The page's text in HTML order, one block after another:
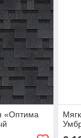
«Оптима